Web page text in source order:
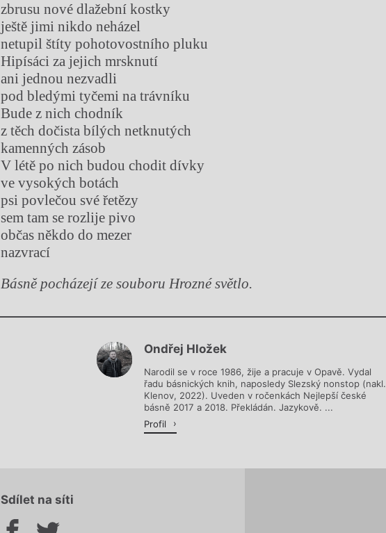
zbrusu nové dlažební kostky
ještě jimi nikdo neházel
netupil štíty pohotovostního pluku
Hipísáci za jejich mrsknutí
ani jednou nezvadli
pod bledými tyčemi na trávníku
Bude z nich chodník
z těch dočista bílých netknutých
kamenných zásob
V létě po nich budou chodit dívky
ve vysokých botách
psi povlečou své řetězy
sem tam se rozlije pivo
občas někdo do mezer
nazvrací
Básně pocházejí ze souboru Hrozné světlo.
Chviličku.
Ondřej Hložek
Narodil se v roce 1986, žije a pracuje v Opavě. Vydal
řadu básnických knih, naposledy Slezský nonstop (nakl.
Klenov, 2022). Uveden v ročenkách Nejlepší české
básně 2017 a 2018. Překládán. Jazykově. ...
Profil
Sdílet na síti